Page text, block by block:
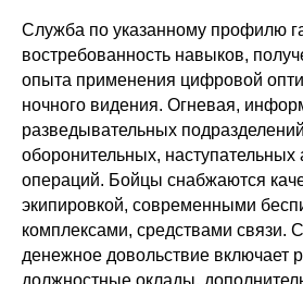
Служба по указанному профилю
востребованность навыков,
опыта применения цифровой
ночного видения. Огневая,
разведывательных
оборонительных, наступательных
операций. Бойцы снабжаются
экипировкой, современными
комплексами, средствами связи.
денежное довольствие включает
должностные оклады,